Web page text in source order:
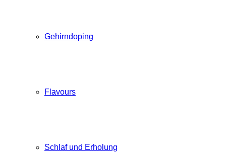
Gehirndoping
Flavours
Schlaf und Erholung